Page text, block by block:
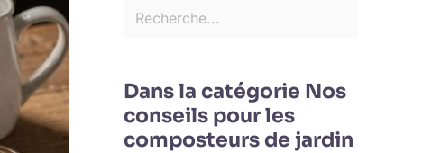
Dans la catégorie Nos
conseils pour les
composteurs de jardin